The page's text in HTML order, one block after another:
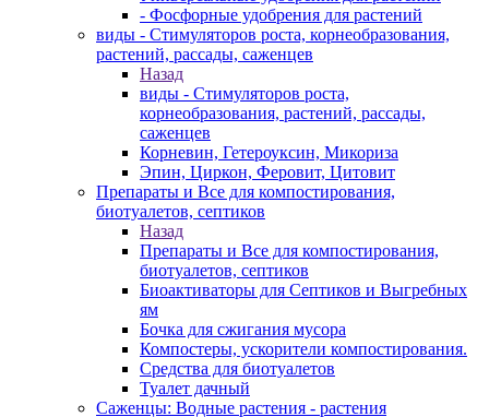
- Фосфорные удобрения для растений
виды - Стимуляторов роста, корнеобразования,
растений, рассады, саженцев
Назад
виды - Стимуляторов роста,
корнеобразования, растений, рассады,
саженцев
Корневин, Гетероуксин, Микориза
Эпин, Циркон, Феровит, Цитовит
Препараты и Все для компостирования,
биотуалетов, септиков
Назад
Препараты и Все для компостирования,
биотуалетов, септиков
Биоактиваторы для Септиков и Выгребных
ям
Бочка для сжигания мусора
Компостеры, ускорители компостирования.
Средства для биотуалетов
Туалет дачный
Саженцы: Водные растения - растения